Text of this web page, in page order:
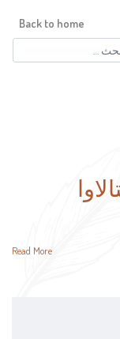
Back to home
Read More